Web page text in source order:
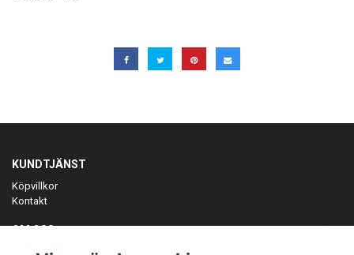
KUNDTJÄNST
Köpvillkor
Kontakt
OM OSS